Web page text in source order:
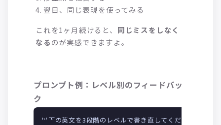
4. 翌日、同じ表現を使ってみる
これを1ヶ月続けると、 同じミスをしなく
なるのが実感できますよ。
プロンプト例：レベル別のフィードバッ
ク
以下の英文を3段階のレベルで書き直してくだ